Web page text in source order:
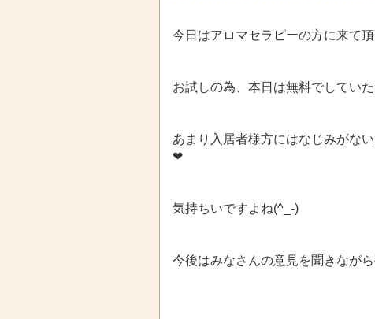
今日はアロマセラピーの方に来て
お試しの為、本日は無料でしてい
あまり入居者様方にはなじみがな
❤
気持ちいですよね(^_-)
今後はみなさんの意見を聞きなが